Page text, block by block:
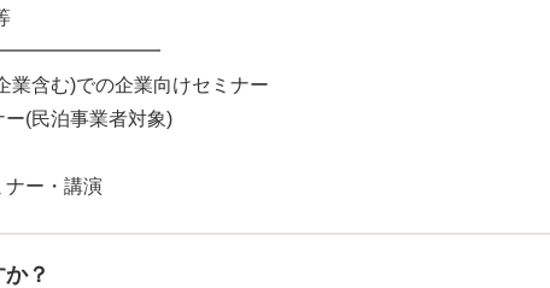
業含む)での企業向けセミナー
(民泊事業者対象)
ナー・講演
？